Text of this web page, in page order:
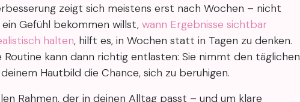
zeigt sich meistens erst nach Wochen – nicht
Gefühl bekommen willst, wann Ergebnisse sichtbar
halten, hilft es, in Wochen statt in Tagen zu denken.
Routine kann dann richtig entlasten: Sie nimmt den täglichen
Hautbild die Chance, sich zu beruhigen.
Rahmen, der in deinen Alltag passt – und um klare